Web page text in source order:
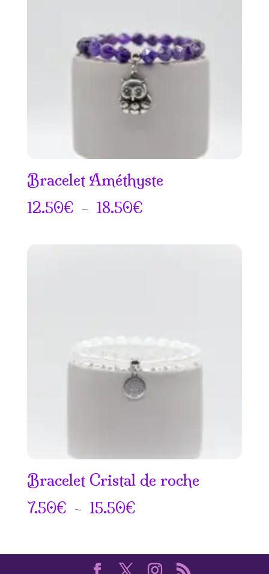
Bracelet Améthyste
12.50€ – 18.50€Plage
Bracelet Cristal de roche
7.50€ – 15.50€Plage
prix :